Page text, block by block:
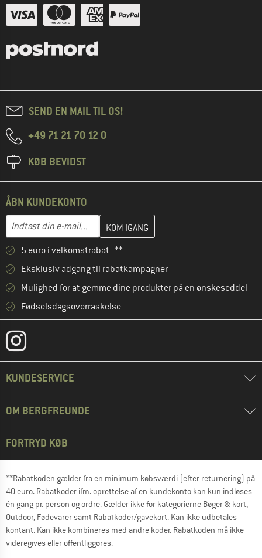
SEND EN MAIL TIL OS!
+49 71 21 70 12 0
KØB BEVIDST
ÅBN KUNDEKONTO
E-mail-adresse
Indtast din e-mailadresse her, og opret i næste trin din
5 euro i velkomstrabat **
Eksklusiv adgang til rabatkampagner
Mulighed for at gemme dine produkter på en ønskeseddel
Fødselsdagsoverraskelse
KUNDESERVICE
OM BERGFREUNDE
FORTRYD KØB
**Rabatkoden gælder fra en minimum købsværdi (efter returnering) på
40 euro. Rabatkoder ifm. oprettelse af en kundekonto kan kun indløses
én gang pr. person og ordre. Gælder ikke for kategorierne Bøger & kort,
Outdoor, Fødevarer samt Rabatkoder/gavekort. Kan ikke udbetales
kontant. Kan ikke kombineres med andre koder. Rabatkoden må ikke
videregives eller offentliggøres.